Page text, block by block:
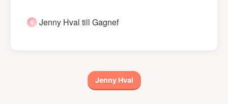
Jenny Hval till Gagnef
Jenny Hval